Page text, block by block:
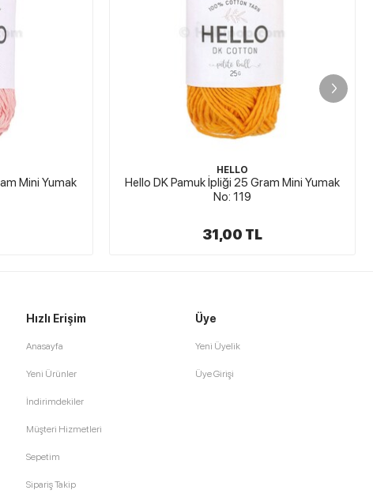
Mini Yumak
HELLO
Hello DK Pamuk İpliği 25 Gram Mini Yumak
No: 121
31,00 TL
Hızlı Erişim
Anasayfa
Yeni Ürünler
İndirimdekiler
Müşteri Hizmetleri
Sepetim
Sipariş Takip
Üye
Yeni Üyelik
Üye Girişi